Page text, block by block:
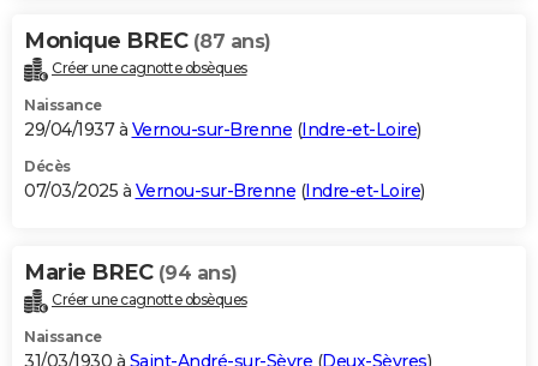
Bricolage
Lifestyle
Culture
Sport
Auto
Television
Voyage
Cinema
Monique BREC (87 ans)
Créer une cagnotte obsèques
Naissance
29/04/1937 à Vernou-sur-Brenne (Indre-et-Loire)
Décès
07/03/2025 à Vernou-sur-Brenne (Indre-et-Loire)
Marie BREC (94 ans)
Créer une cagnotte obsèques
Naissance
31/03/1930 à Saint-André-sur-Sèvre (Deux-Sèvres)